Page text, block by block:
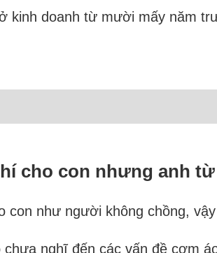
kinh doanh từ mười mấy năm
cho con nhưng anh
như người không chồng,
nghĩ đến các vấn đề cơm